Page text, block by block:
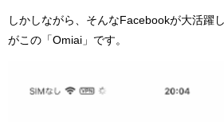
しかしながら、そんなFacebookが大活躍
がこの「Omiai」です。